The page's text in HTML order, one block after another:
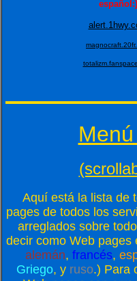
español:)
Aquí está la lista de
pages de todos los
arreglados sobre
decir como Web pages
alemán, francés,
Griego, y ruso.) Para